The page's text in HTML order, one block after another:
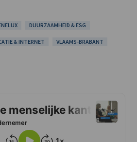
DUURZAAMHEID & ESG
& INTERNET VLAAMS-BRABANT